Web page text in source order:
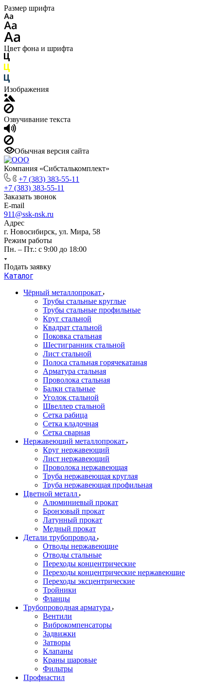
Размер шрифта
Цвет фона и шрифта
Изображения
Озвучивание текста
Обычная версия сайта
Компания «Сибсталькомплект»
+7 (383) 383-55-11
+7 (383) 383-55-11
Заказать звонок
E-mail
911@ssk-nsk.ru
Адрес
г. Новосибирск, ул. Мира, 58
Режим работы
Пн. – Пт.: с 9:00 до 18:00
Подать заявку
Каталог
Чёрный металлопрокат
Трубы стальные круглые
Трубы стальные профильные
Круг стальной
Квадрат стальной
Поковка стальная
Шестигранник стальной
Лист стальной
Полоса стальная горячекатаная
Арматура стальная
Проволока стальная
Балки стальные
Уголок стальной
Швеллер стальной
Сетка рабица
Сетка кладочная
Сетка сварная
Нержавеющий металлопрокат
Круг нержавеющий
Лист нержавеющий
Проволока нержавеющая
Труба нержавеющая круглая
Труба нержавеющая профильная
Цветной металл
Алюминиевый прокат
Бронзовый прокат
Латунный прокат
Медный прокат
Детали трубопровода
Отводы нержавеющие
Отводы стальные
Переходы концентрические
Переходы концентрические нержавеющие
Переходы эксцентрические
Тройники
Фланцы
Трубопроводная арматура
Вентили
Виброкомпенсаторы
Задвижки
Затворы
Клапаны
Краны шаровые
Фильтры
Профнастил